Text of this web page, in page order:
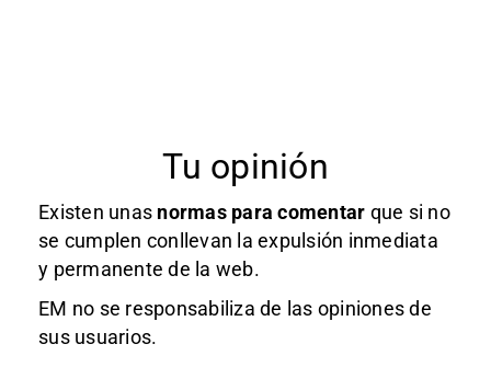
Tu opinión
Existen unas normas para comentar que si no
se cumplen conllevan la expulsión inmediata
y permanente de la web.
EM no se responsabiliza de las opiniones de
sus usuarios.